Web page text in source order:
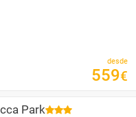
desde
559€
Park